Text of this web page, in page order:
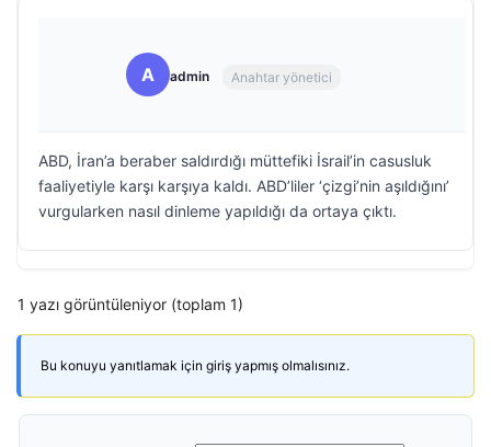
A admin Anahtar yönetici
ABD, İran’a beraber saldırdığı müttefiki İsrail’in casusluk
faaliyetiyle karşı karşıya kaldı. ABD’liler ‘çizgi’nin aşıldığını’
vurgularken nasıl dinleme yapıldığı da ortaya çıktı.
1 yazı görüntüleniyor (toplam 1)
Bu konuyu yanıtlamak için giriş yapmış olmalısınız.